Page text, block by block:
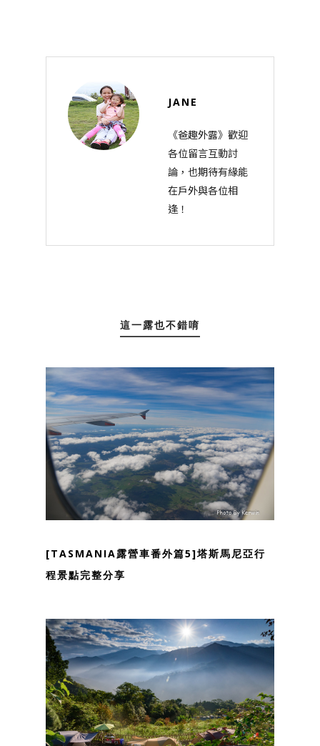
JANE
《爸趣外露》歡迎
各位留言互動討
論，也期待有緣能
在戶外與各位相
逢！
這一露也不錯唷
[TASMANIA露營車番外篇5]塔斯馬尼亞行
程景點完整分享